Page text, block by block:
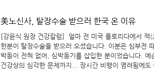
수술에 오랜 골칫거리”라며 “2013년부터 인공망을 쓰
말했다. 이어 “부작용으로 고생하다 인공망 제거 수술
자들이 적지 않아 안타깝다”며 “환자 고통을 생각한다
용하지 말아야 한다”고 덧붙였다. ​관련기사 [라포르시
술 2만2천례 돌파 '수면마취 무인공망'적용[위키리크스
美노신사, 탈장수술 받으러 한국 온 이유
[강윤식 원장 건강칼럼] 얼마 전 미국 플로리다에서 잭
한분이 탈장수술을 받으러 오셨습니다. 이분은 심부전
박동이 전혀 없어, 심박동기를 삽입한 분이었습니다. 예
건강상의 심각한 문제까지... 장시간 비행이 염려됨에도